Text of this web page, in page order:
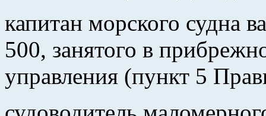
капитан морского судна
500, занятого в
управления (пункт 5